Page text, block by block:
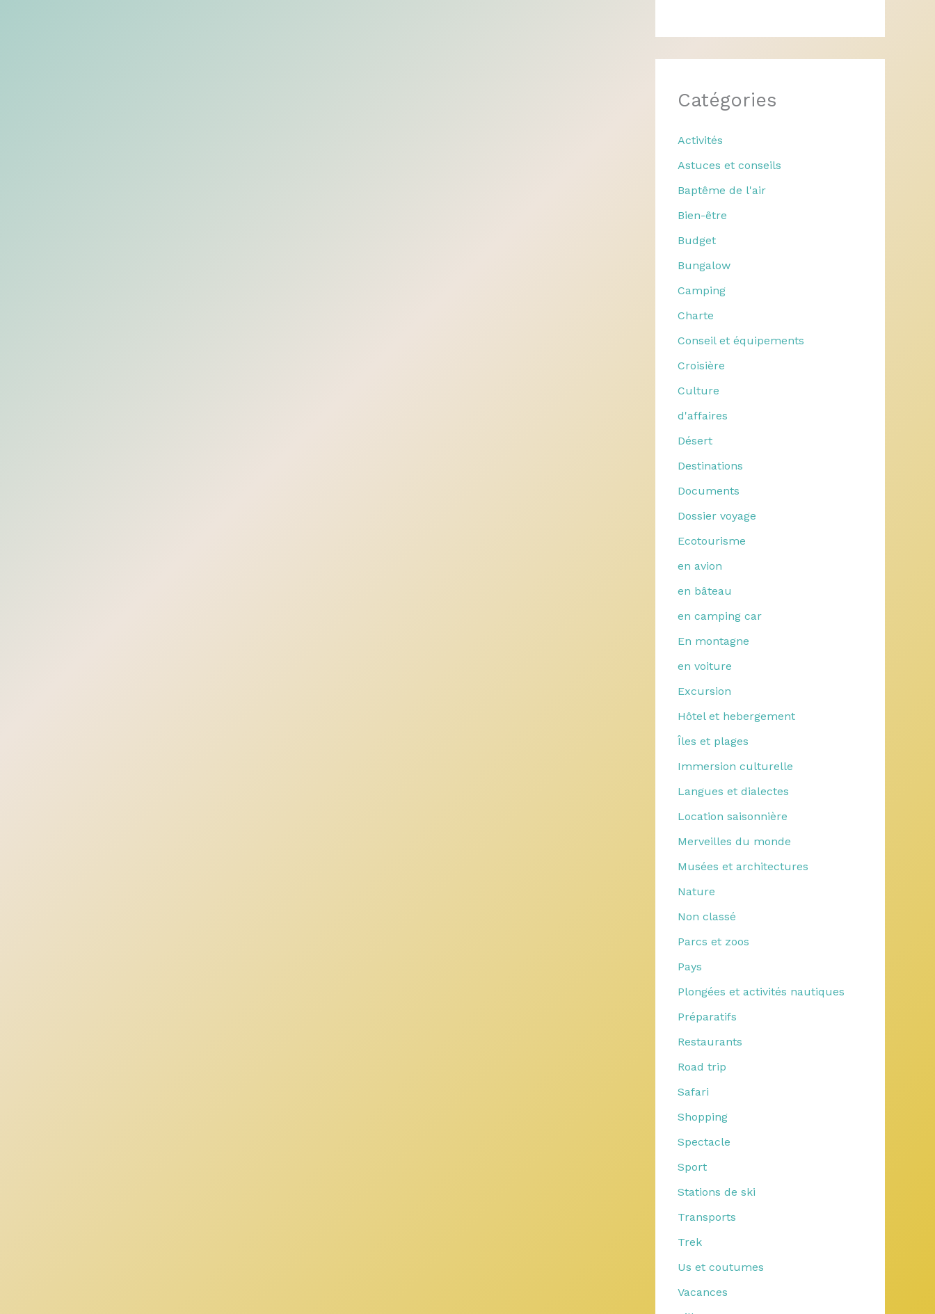
Catégories
Activités
Astuces et conseils
Baptême de l'air
Bien-être
Budget
Bungalow
Camping
Charte
Conseil et équipements
Croisière
Culture
d'affaires
Désert
Destinations
Documents
Dossier voyage
Ecotourisme
en avion
en bâteau
en camping car
En montagne
en voiture
Excursion
Hôtel et hebergement
Îles et plages
Immersion culturelle
Langues et dialectes
Location saisonnière
Merveilles du monde
Musées et architectures
Nature
Non classé
Parcs et zoos
Pays
Plongées et activités nautiques
Préparatifs
Restaurants
Road trip
Safari
Shopping
Spectacle
Sport
Stations de ski
Transports
Trek
Us et coutumes
Vacances